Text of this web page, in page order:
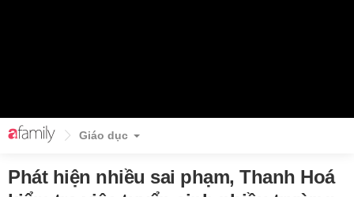
Giáo dục
Phát hiện nhiều sai phạm, Thanh Hoá